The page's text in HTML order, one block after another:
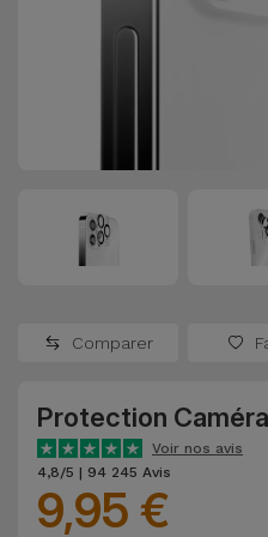
Oppo
OnePlus
Dyson
TCL
Reconditionnés
Reconditionnés
Reconditionnées
Voir
tout
Adaptateurs
Batteries
Externes
et
Enceintes
Montres
Comparer
Protection
Voir nos avis
4,8/5 | 94 245 Avis
9,95 €